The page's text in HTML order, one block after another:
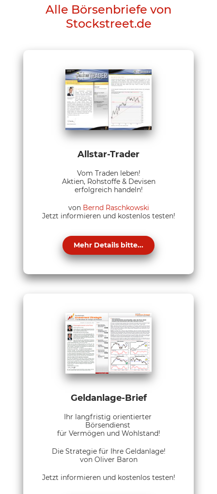
Alle Börsenbriefe von
Stockstreet.de
Allstar-Trader
Vom Traden leben!
Aktien, Rohstoffe & Devisen
erfolgreich handeln!
von Bernd Raschkowski
Jetzt informieren und kostenlos testen!
Mehr Details bitte...
Geldanlage-Brief
Ihr langfristig orientierter
Börsendienst
für Vermögen und Wohlstand!
Die Strategie für Ihre Geldanlage!
von Oliver Baron
Jetzt informieren und kostenlos testen!